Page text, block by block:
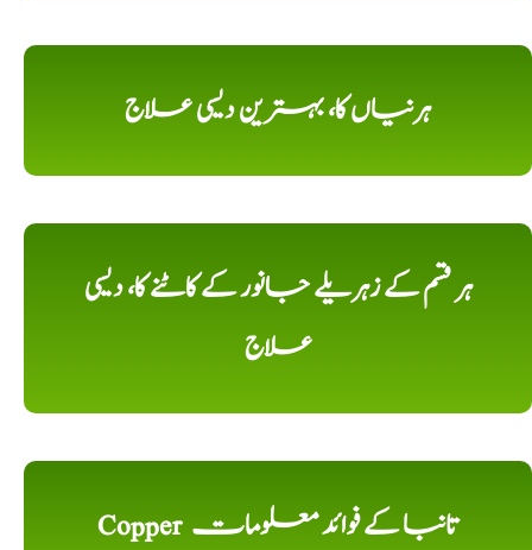
ہرنیاں کا، بہترین دیسی علاج
ہر قسم کے زہریلے جانور کے کاٹنے کا، دیسی
علاج
Copper تانبا کے فوائد معلومات